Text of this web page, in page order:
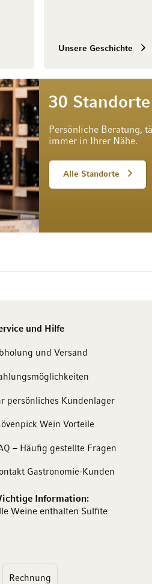
Unsere Geschichte
30 Standorte
Persönliche Beratung,
immer in Ihrer Nähe.
Alle Standorte
und Hilfe
und Versand
persönliches Kundenlager
Wein Vorteile
– Häufig gestellte Fragen
Gastronomie-Kunden
Information:
Weine enthalten Sulfite
Rechnung